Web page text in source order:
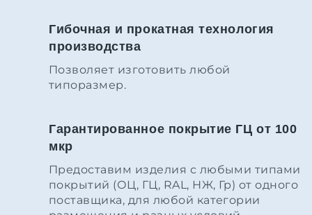
Гибочная и прокатная технология
производства
Позволяет изготовить любой
типоразмер.
Гарантированное покрытие ГЦ от 100
мкр
Предоставим изделия с любыми типами
покрытий (ОЦ, ГЦ, RAL, НЖ, Гр) от одного
поставщика, для любой категории